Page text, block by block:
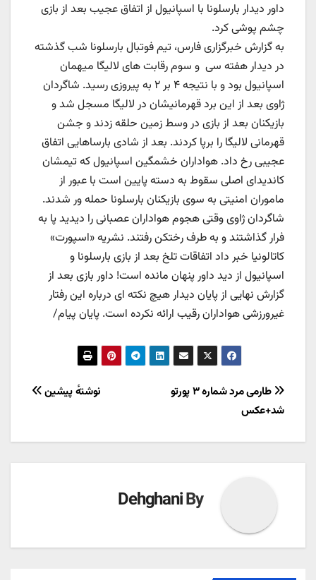
داور دیدار بارسلونا با اسپانیول از اتفاق عجیب بعد از بازی
چشم پوشی کرد.
به گزارش خبرگزاری فارس، تیم فوتبال بارسلونا شب گذشته
در دیدار هفته سی و سوم رقابت های لالیگا میهمان
اسپانیول بود و با نتیجه ۴ بر ۲ به پیروزی رسید. شاگردان
ژاوی بعد از این برد قهرمانیشان در لالیگا مسجل شد و
بازیکنان بعد از بازی در وسط زمین حلقه زدند و جشن
قهرمانی لالیگا را برپا کردند. بعد از شادی بارساهایی اتفاق
عجیبی رخ داد. هواداران خشمگین اسپانیول که تیمشان
کاندیدای اصلی سقوط به دسته پایین است با عبور از
ماموران امنیتی به سوی بازیکنان بارسلونا حمله ور شدند.
شاگردان ژاوی وقتی هجوم هواداران عصبانی را دیدید پا به
فرار گذاشتند و به طرف رختکن رفتند. نشریه «اسپورت»
کاتالونیا خبر داد اتفاقات تلخ بعد از بازی بارسلونا و
اسپانیول از دید داور پنهان مانده است! داور بازی بعد از
گزارش نهایی از پایان دیدار هیچ نکته ای درباره این رفتار
غیرورزشی هواداران رقیب ارائه نکرده است. پایان پیام/
راهبری
نوشته
نوشتهٔ پیشین
طارمی مرد شماره ۳ پورتو
شد+عکس
By
Dehghani